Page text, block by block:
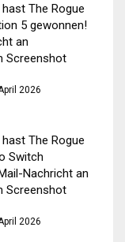
The Rogue
5 gewonnen!
an
Screenshot
2026
The Rogue
Switch
Nachricht an
Screenshot
2026